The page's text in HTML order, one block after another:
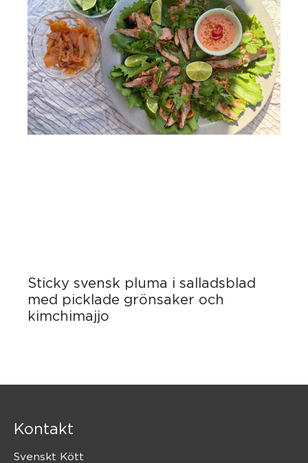
Sticky svensk pluma i salladsblad
med picklade grönsaker och
kimchimajjo
Kontakt
Svenskt Kött